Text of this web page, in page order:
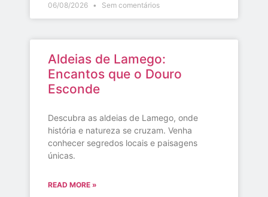
06/08/2026 Sem comentários
Aldeias de Lamego:
Encantos que o Douro
Esconde
Descubra as aldeias de Lamego, onde
história e natureza se cruzam. Venha
conhecer segredos locais e paisagens
únicas.
READ MORE »